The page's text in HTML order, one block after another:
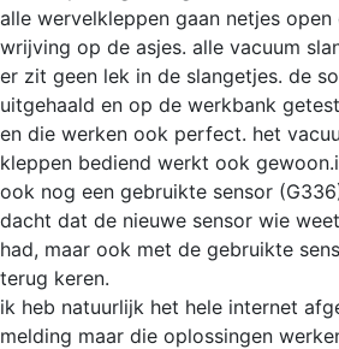
alle wervelkleppen gaan netjes
wrijving op de asjes. alle vacuum
er zit geen lek in de slangetjes. de
uitgehaald en op de werkbank
en die werken ook perfect. het
kleppen bediend werkt ook
ook nog een gebruikte sensor
dacht dat de nieuwe sensor wie
had, maar ook met de gebruikte
terug keren.
ik heb natuurlijk het hele internet
melding maar die oplossingen